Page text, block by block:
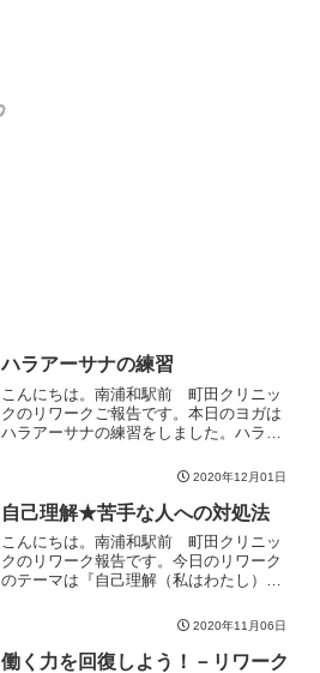
ハラアーサナの練習
こんにちは。南浦和駅前 町田クリニッ
クのリワークご報告です。本日のヨガは
ハラアーサナの練習をしました。ハラア
背中への負荷が大きいため、体が十分に
ほぐれたレッスン後半に行います。首に
負担がかかるので、首を痛...
2020年12月01日
自己理解★苦手な人への対処法
こんにちは。南浦和駅前 町田クリニッ
クのリワーク報告です。今日のリワーク
のテーマは『自己理解（私はわたし）』
解、私はわたし」では、今の自分と子供
のころの自分が思う「私」を考え検討し
ました。外面的な要素と内...
2020年11月06日
働く力を回復しよう！－リワーク